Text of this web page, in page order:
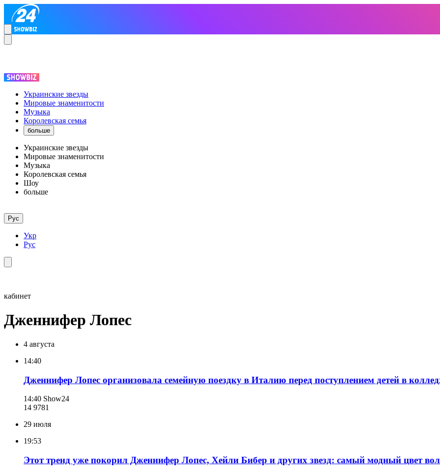
Украинские звезды
Мировые знаменитости
Музыка
Королевская семья
больше
Украинские звезды
Мировые знаменитости
Музыка
Королевская семья
Шоу
больше
Рус
Укр
Рус
кабинет
Дженнифер Лопес
4 августа
14:40
Дженнифер Лопес организовала семейную поездку в Италию перед поступлением детей в
14:40 Show24
14 9781
29 июля
19:53
Этот тренд уже покорил Дженнифер Лопес, Хейли Бибер и других звезд: самый модный цвет